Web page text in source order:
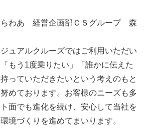
らわあ 経営企画部ＣＳグループ 森
ュアルクルーズではご利用いただい
もう1度乗りたい」「誰かに伝えた
っていただきたいという考えのもと
めております。お客様のニーズも多
面でも進化を続け、安心して当社を
境づくりを進めてまいります。